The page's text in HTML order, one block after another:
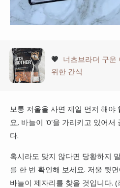
💗 너츠브라더 구운
위한 간식
보통 저울을 사면 제일 먼저 해야
요, 바늘이 '0'을 가리키고 있어서
다.
혹시라도 맞지 않다면 당황하지
를 한 번 확인해 보세요. 저울 뒷
바늘이 제자리를 찾을 것입니다.